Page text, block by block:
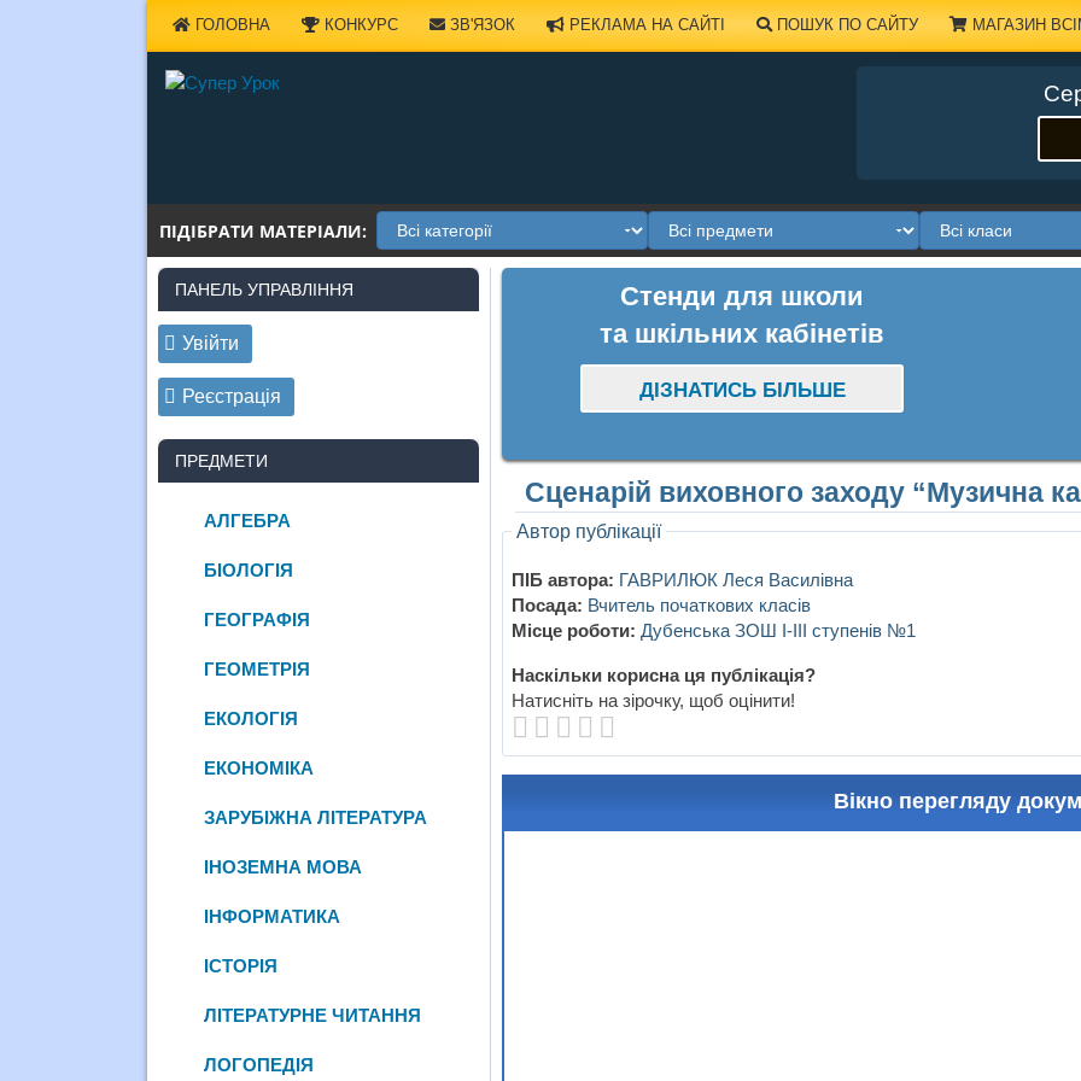
ГОЛОВНА КОНКУРС ЗВ'ЯЗОК РЕКЛАМА НА САЙТІ ПОШУК ПО САЙТУ МАГАЗИН
ПІДІБРАТИ МАТЕРІАЛИ:
Стенди для школи
та шкільних кабінетів
ДІЗНАТИСЬ БІЛЬШЕ
Сценарій виховного заходу “Музична
Автор публікації
ПІБ автора: ГАВРИЛЮК Леся Василівна
Посада: Вчитель початкових класів
Місце роботи: Дубенська ЗОШ І-ІІІ ступенів №1
Наскільки корисна ця публікація?
Натисніть на зірочку, щоб оцінити!
Вікно перегляду
ПАНЕЛЬ УПРАВЛІННЯ
Увійти
Реєстрація
ПРЕДМЕТИ
АЛГЕБРА
БІОЛОГІЯ
ГЕОГРАФІЯ
ГЕОМЕТРІЯ
ЕКОЛОГІЯ
ЕКОНОМІКА
ЗАРУБІЖНА ЛІТЕРАТУРА
ІНОЗЕМНА МОВА
ІНФОРМАТИКА
ІСТОРІЯ
ЛІТЕРАТУРНЕ ЧИТАННЯ
ЛОГОПЕДІЯ